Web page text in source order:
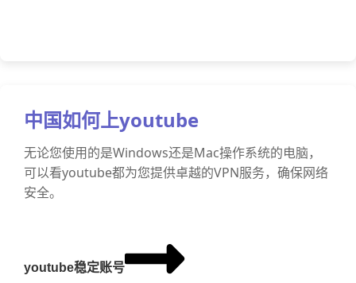
中国如何上youtube
无论您使用的是Windows还是Mac操作系统的电脑，
可以看youtube都为您提供卓越的VPN服务，确保网络
安全。
youtube稳定账号